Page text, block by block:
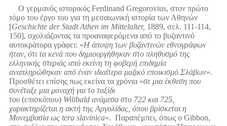
Ο γερμανός ιστορικός Ferdinand Gregorovius, στον πρώτο
τόμο του έργο του για τη μεσαιωνική ιστορία των Αθηνών
[Geschichte der Stadt Athen im Mittelalter, 1889, σελ. 111-114,
150], σχολιάζοντας τα προαναφερόμενα από το βυζαντινό
αυτοκράτορα γράφει: «Η άποψη των βυζαντινών εθνογράφων
ήταν, ότι τα κενά που δημιουργήθηκαν στο πληθυσμό της
ελληνικής στεριάς από εκείνη τη φοβερή επιδημία
αναπληρώθηκαν από έναν ιδιαίτερα μαζικό εποικισμό Σλάβων».
Προσθέτει επίσης πως εκείνα τα χρόνια «σε μια έκθεση που
συνέταξε μια μοναχή για το ταξίδι
του (επισκόπου) Wilibald ανάμεσα στο 722 και 725,
χαρακτηρίζεται η ακτή της Αργολίδας, όπου βρίσκεται η
Μονεμβασία ως tera slavinica». Παραπέμπει, όπως ο Gibbon,